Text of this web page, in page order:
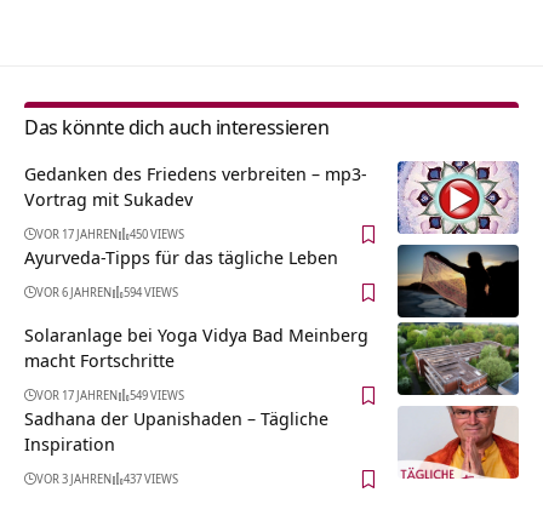
Das könnte dich auch interessieren
Gedanken des Friedens verbreiten – mp3-
Vortrag mit Sukadev
VOR 17 JAHREN 450 VIEWS
Ayurveda-Tipps für das tägliche Leben
VOR 6 JAHREN 594 VIEWS
Solaranlage bei Yoga Vidya Bad Meinberg
macht Fortschritte
VOR 17 JAHREN 549 VIEWS
Sadhana der Upanishaden – Tägliche
Inspiration
VOR 3 JAHREN 437 VIEWS